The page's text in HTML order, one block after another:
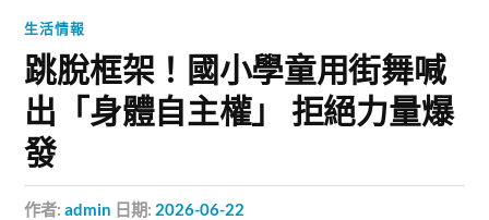
生活情報
跳脫框架！國小學童用街舞喊
出「身體自主權」 拒絕力量爆
發
作者:admin 日期: 2026-06-22